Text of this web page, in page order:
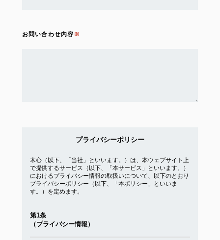
お問い合わせ内容
プライバシーポリシー
木心（以下、「当社」といいます。）は、本ウェブサイト上
で提供するサービス（以下、「本サービス」といいます。）
におけるプライバシー情報の取扱いについて、以下のとおり
プライバシーポリシー（以下、「本ポリシー」といいま
す。）を定めます。
第1条
（プライバシー情報）